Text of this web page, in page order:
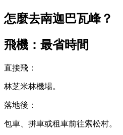
怎麼去南迦巴瓦峰？
飛機：最省時間
直接飛：
林芝米林機場。
落地後：
包車、拼車或租車前往索松村。